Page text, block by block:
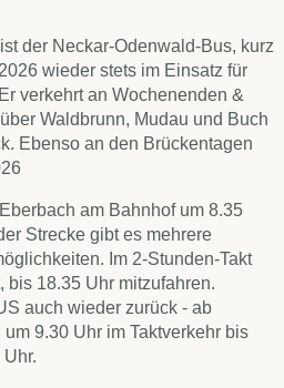
der Neckar-Odenwald-Bus, kurz
wieder stets im Einsatz für
verkehrt an Wochenenden &
Waldbrunn, Mudau und Buch
Ebenso an den Brückentagen
am Bahnhof um 8.35
Strecke gibt es mehrere
Im 2-Stunden-Takt
bis 18.35 Uhr mitzufahren.
auch wieder zurück - ab
9.30 Uhr im Taktverkehr bis